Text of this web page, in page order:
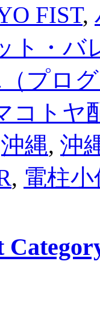
FIST,
ト・バ
プロ
コトヤ
沖縄, 沖
, 電柱